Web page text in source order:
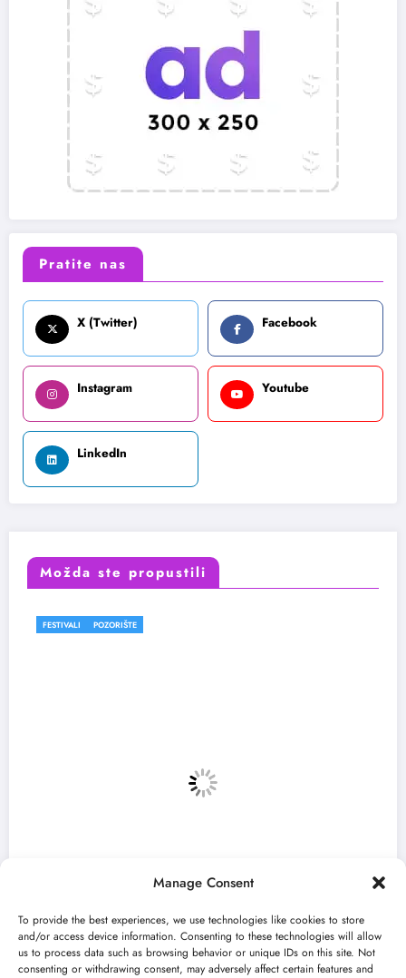
Manage Consent
To provide the best experiences, we use technologies like cookies to store
and/or access device information. Consenting to these technologies will allow
us to process data such as browsing behavior or unique IDs on this site. Not
consenting or withdrawing consent, may adversely affect certain features and
Pratite nas
X (Twitter) Facebook
Instagram Youtube
LinkedIn
Možda ste propustili
FESTIVALI